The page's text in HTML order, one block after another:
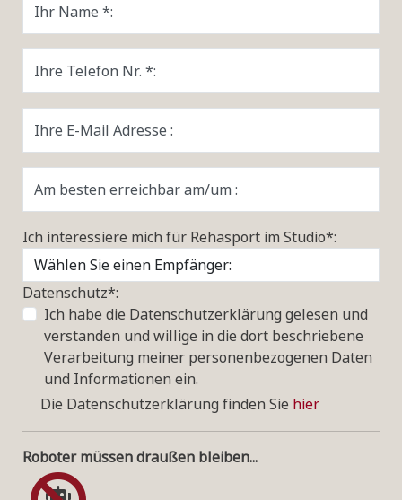
Ihr Name *:
Ihre Telefon Nr. *:
Ihre E-Mail Adresse :
Am besten erreichbar am/um :
Ich interessiere mich für Rehasport im Studio*:
Datenschutz*:
Ich habe die Datenschutzerklärung gelesen und
verstanden und willige in die dort beschriebene
Verarbeitung meiner personenbezogenen Daten
und Informationen ein.
Die Datenschutzerklärung finden Sie hier
Roboter müssen draußen bleiben...